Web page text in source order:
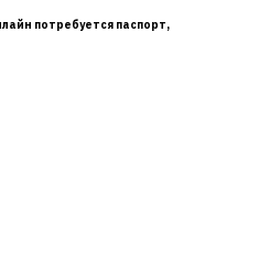
потребуется паспорт,